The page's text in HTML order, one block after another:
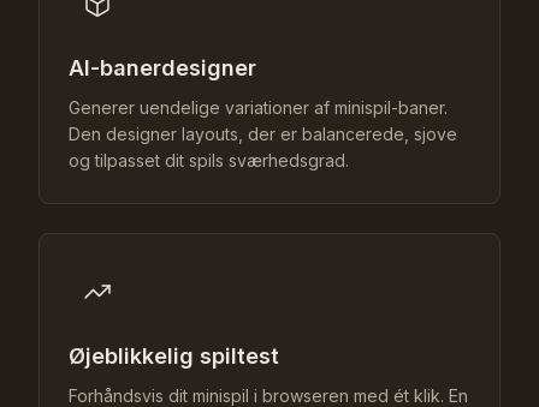
AI-banerdesigner
Generer uendelige variationer af minispil-baner.
Den designer layouts, der er balancerede, sjove
og tilpasset dit spils sværhedsgrad.
Øjeblikkelig spiltest
Forhåndsvis dit minispil i browseren med ét klik. En